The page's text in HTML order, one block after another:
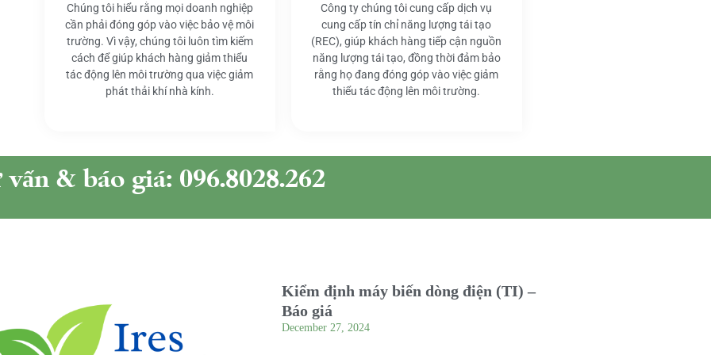
Chúng tôi hiểu rằng mọi doanh nghiệp
cần phải đóng góp vào việc bảo vệ môi
trường. Vì vậy, chúng tôi luôn tìm kiếm
cách để giúp khách hàng giảm thiểu
tác động lên môi trường qua việc giảm
phát thải khí nhà kính.
Công ty chúng tôi cung cấp dịch vụ
cung cấp tín chỉ năng lượng tái tạo
(REC), giúp khách hàng tiếp cận nguồn
năng lượng tái tạo, đồng thời đảm bảo
rằng họ đang đóng góp vào việc giảm
thiểu tác động lên môi trường.
& báo giá: 096.8028.262
Kiểm định máy biến dòng điện (TI) –
Báo giá
December 27, 2024